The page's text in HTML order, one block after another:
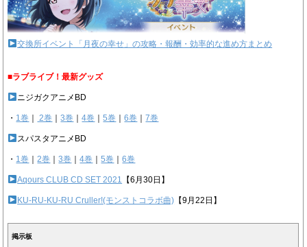
交換所イベント「月夜の幸せ」の攻略・報酬・効率的な進め方まとめ
■ラブライブ！最新グッズ
ニジガクアニメBD
・ 1巻 2巻 ｜3巻 ｜4巻 ｜5巻 ｜6巻 ｜7巻
スパスタアニメBD
・ 1巻 ｜2巻 ｜3巻 ｜4巻 ｜5巻 ｜6巻
Aqours CLUB CD SET 2021 【6月30日】
KU-RU-KU-RU Cruller!(モンストコラボ曲) 【9月22日】
掲示板